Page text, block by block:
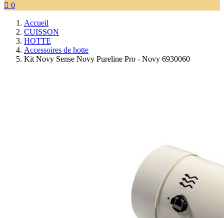
 0
Accueil
CUISSON
HOTTE
Accessoires de hotte
Kit Novy Sense Novy Pureline Pro - Novy 6930060